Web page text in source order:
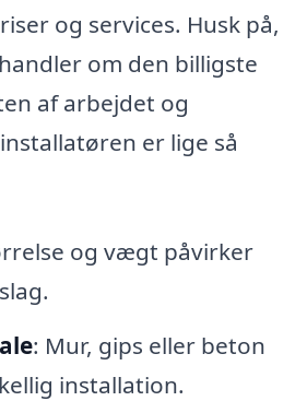
og services. Husk på,
om den billigste
af arbejdet og
er lige så
og vægt påvirker
: Mur, gips eller beton
installation.